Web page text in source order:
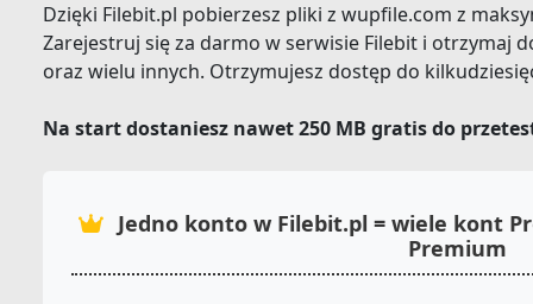
Dzięki Filebit.pl pobierzesz pliki z wupfile.com z
Zarejestruj się za darmo w serwisie Filebit i otrzymaj
oraz wielu innych. Otrzymujesz dostęp do
Na start dostaniesz nawet 250 MB gratis do
Jedno konto w Filebit.pl = wiele kont
Premium